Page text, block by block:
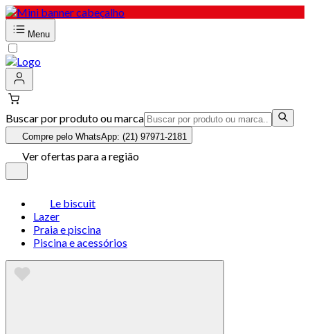
Menu
Buscar por produto ou marca
Compre pelo WhatsApp: (21) 97971-2181
Ver ofertas para a região
Le biscuit
Lazer
Praia e piscina
Piscina e acessórios